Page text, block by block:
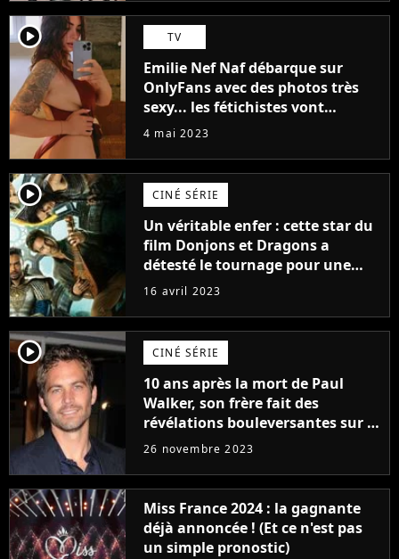
player2 TV
Emilie Nef Naf débarque sur
OnlyFans avec des photos très
sexy... les fétichistes vont
prendre leur pied !
4 mai 2023
player2 CINÉ SÉRIE
Un véritable enfer : cette star du
film Donjons et Dragons a
détesté le tournage pour une
raison très spéciale
16 avril 2023
player2 CINÉ SÉRIE
10 ans après la mort de Paul
Walker, son frère fait des
révélations bouleversantes sur la
réaction des acteurs de Fast and
26 novembre 2023
Miss France 2024 : la gagnante
déjà annoncée ! (Et ce n'est pas
un simple pronostic)